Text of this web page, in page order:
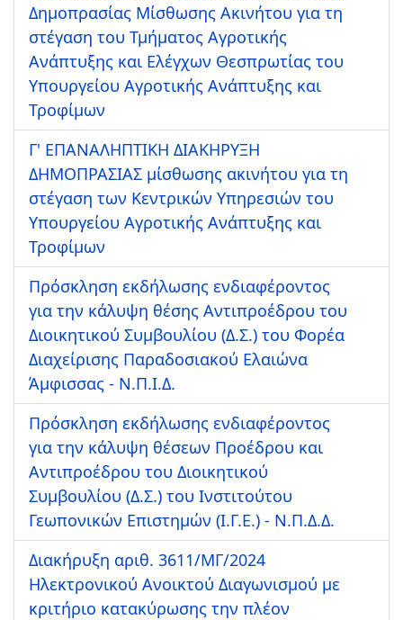
Δημοπρασίας Μίσθωσης Ακινήτου για τη
στέγαση του Τμήματος Αγροτικής
Ανάπτυξης και Ελέγχων Θεσπρωτίας του
Υπουργείου Αγροτικής Ανάπτυξης και
Τροφίμων
Γ' ΕΠΑΝΑΛΗΠΤΙΚΗ ΔΙΑΚΗΡΥΞΗ
ΔΗΜΟΠΡΑΣΙΑΣ μίσθωσης ακινήτου για τη
στέγαση των Κεντρικών Υπηρεσιών του
Υπουργείου Αγροτικής Ανάπτυξης και
Τροφίμων
Πρόσκληση εκδήλωσης ενδιαφέροντος
για την κάλυψη θέσης Αντιπροέδρου του
Διοικητικού Συμβουλίου (Δ.Σ.) του Φορέα
Διαχείρισης Παραδοσιακού Ελαιώνα
Άμφισσας - Ν.Π.Ι.Δ.
Πρόσκληση εκδήλωσης ενδιαφέροντος
για την κάλυψη θέσεων Προέδρου και
Αντιπροέδρου του Διοικητικού
Συμβουλίου (Δ.Σ.) του Ινστιτούτου
Γεωπονικών Επιστημών (Ι.Γ.Ε.) - Ν.Π.Δ.Δ.
Διακήρυξη αριθ. 3611/ΜΓ/2024
Ηλεκτρονικού Ανοικτού Διαγωνισμού με
κριτήριο κατακύρωσης την πλέον